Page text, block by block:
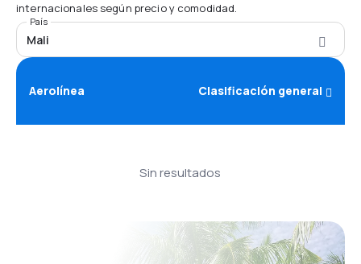
internacionales según precio y comodidad.
País
Mali
Aerolínea Clasificación general
Sin resultados